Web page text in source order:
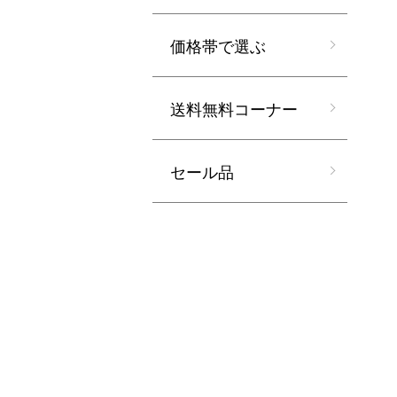
価格帯で選ぶ
送料無料コーナー
セール品